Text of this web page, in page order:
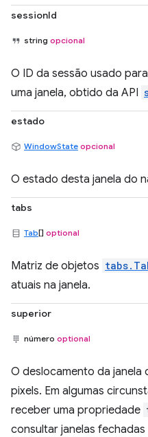
sessionId
string opcional
O ID da sessão usado
uma janela, obtido da API
estado
WindowState opcional
O estado desta janela do
tabs
Tab[] optional
Matriz de objetos
atuais na janela.
superior
número optional
O deslocamento da janela
pixels. Em algumas
receber uma propriedade
consultar janelas fechadas